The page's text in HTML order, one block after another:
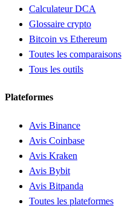
Calculateur DCA
Glossaire crypto
Bitcoin vs Ethereum
Toutes les comparaisons
Tous les outils
Plateformes
Avis Binance
Avis Coinbase
Avis Kraken
Avis Bybit
Avis Bitpanda
Toutes les plateformes